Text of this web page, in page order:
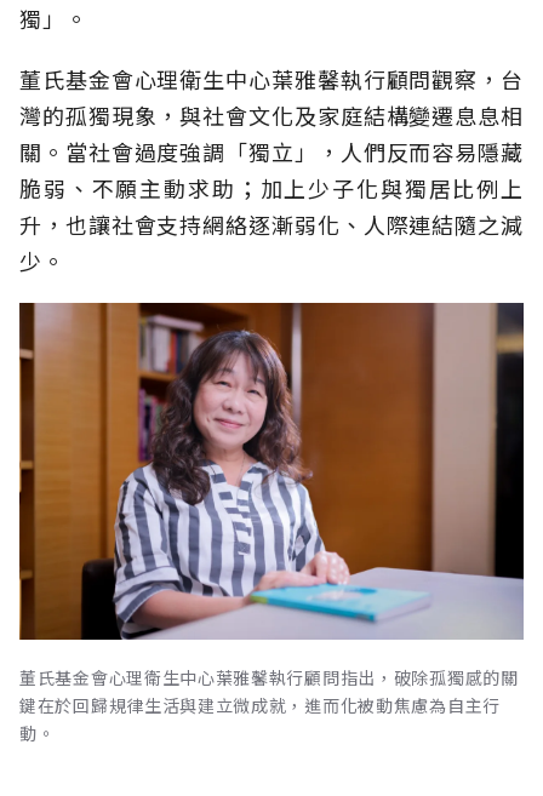
獨」。
董氏基金會心理衛生中心葉雅馨執行顧問觀察，台
灣的孤獨現象，與社會文化及家庭結構變遷息息相
關。當社會過度強調「獨立」，人們反而容易隱藏
脆弱、不願主動求助；加上少子化與獨居比例上
升，也讓社會支持網絡逐漸弱化、人際連結隨之減
少。
董氏基金會心理衛生中心葉雅馨執行顧問指出，破除孤獨感的關
鍵在於回歸規律生活與建立微成就，進而化被動焦慮為自主行
動。